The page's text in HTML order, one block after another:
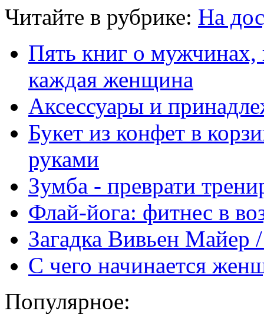
Читайте в рубрике: На
Пять книг о мужчинах,
каждая женщина
Аксессуары и
Букет из конфет в
руками
Зумба - преврати
Флай-йога: фитнес в
Загадка Вивьен
С чего начинается
Популярное: